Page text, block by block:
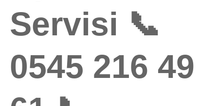
Servisi 📞
0545 216 49